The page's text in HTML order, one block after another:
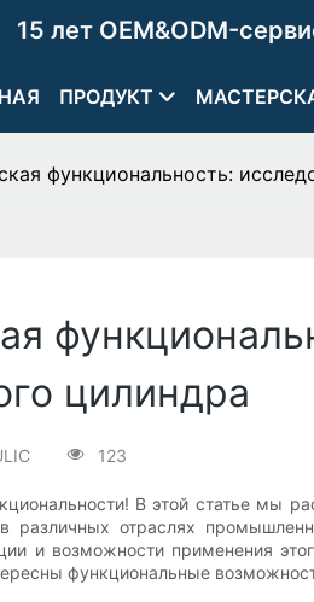
15 лет OEM&ODM-
ПРОДУКТ
функциональность:
цилиндра
123
В этой статье мы
различных отраслях
и возможности применения
функциональные